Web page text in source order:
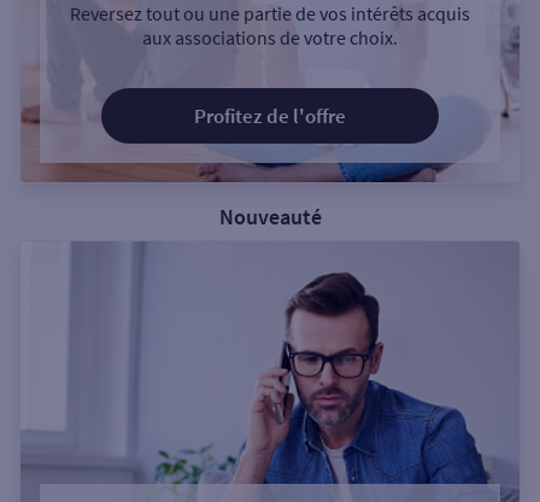
Reversez tout ou une partie de vos intérêts acquis
aux associations de votre choix.
Profitez de l'offre
Nouveauté